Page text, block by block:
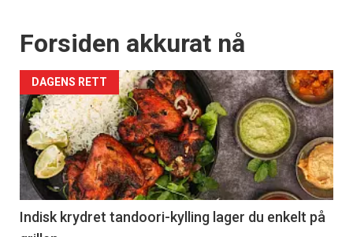
Forsiden akkurat nå
DAGENS RETT
Indisk krydret tandoori-kylling lager du enkelt på